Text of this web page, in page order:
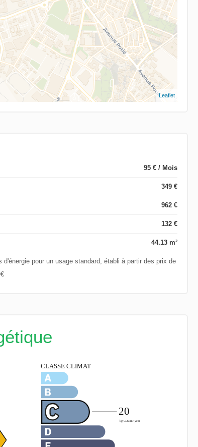
Leaflet
95 € / Mois
349 €
962 €
132 €
44.13 m²
pour un usage standard, établi à partir des prix de